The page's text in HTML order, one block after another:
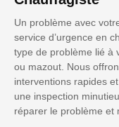
Un problème avec
service d’urgence en
type de problème lié à
ou mazout. Nous
interventions rapides
une inspection
réparer le problème et